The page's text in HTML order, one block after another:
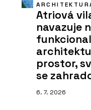
Atriová
navazuje
prostor,
se
6. 7. 2026